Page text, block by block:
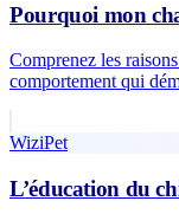
Pourquoi mon
Comprenez les
comportement qui
WiziPet
L’éducation du